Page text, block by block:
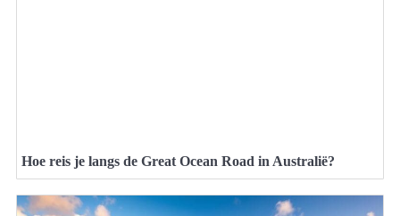
Hoe reis je langs de Great Ocean Road in Australië?